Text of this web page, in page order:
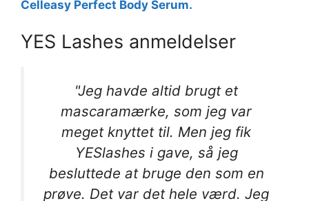
Celleasy Perfect Body Serum.
YES Lashes anmeldelser
"Jeg havde altid brugt et
mascaramærke, som jeg var
meget knyttet til. Men jeg fik
YESlashes i gave, så jeg
besluttede at bruge den som en
prøve. Det var det hele værd. Jeg